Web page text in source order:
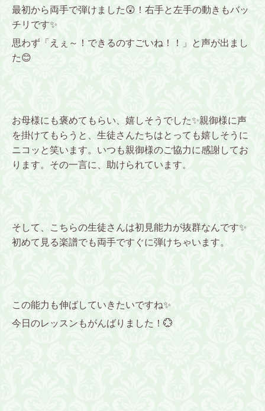
最初から両手で弾けました😲！右手と左手の動きもバッ
チリです✨
思わず「えぇ～！できるのすごいね！！」と声が出まし
た😊
お母様にも褒めてもらい、嬉しそうでした✨親御様に声
を掛けてもらうと、生徒さんたちはとっても嬉しそうに
ニコッと笑います。いつも親御様のご協力に感謝してお
ります。その一言に、助けられています。
そして、こちらの生徒さんは初見能力が抜群なんです✨
初めて見る楽譜でも両手ですぐに弾けちゃいます。
この能力も伸ばしていきたいですね✨
今日のレッスンもがんばりました！💮